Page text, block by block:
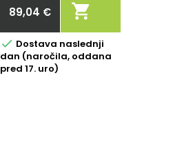
Cena
89,04 € 
 Dostava naslednji
dan (naročila, oddana
pred 17. uro)